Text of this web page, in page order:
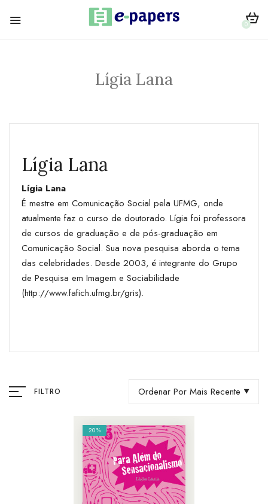
0
Lígia Lana
Lígia Lana
Lígia Lana
É mestre em Comunicação Social pela UFMG, onde
atualmente faz o curso de doutorado. Lígia foi professora
de cursos de graduação e de pós-graduação em
Comunicação Social. Sua nova pesquisa aborda o tema
das celebridades. Desde 2003, é integrante do Grupo
de Pesquisa em Imagem e Sociabilidade
(http://www.fafich.ufmg.br/gris).
FILTRO Ordenar Por Mais Recente
20%